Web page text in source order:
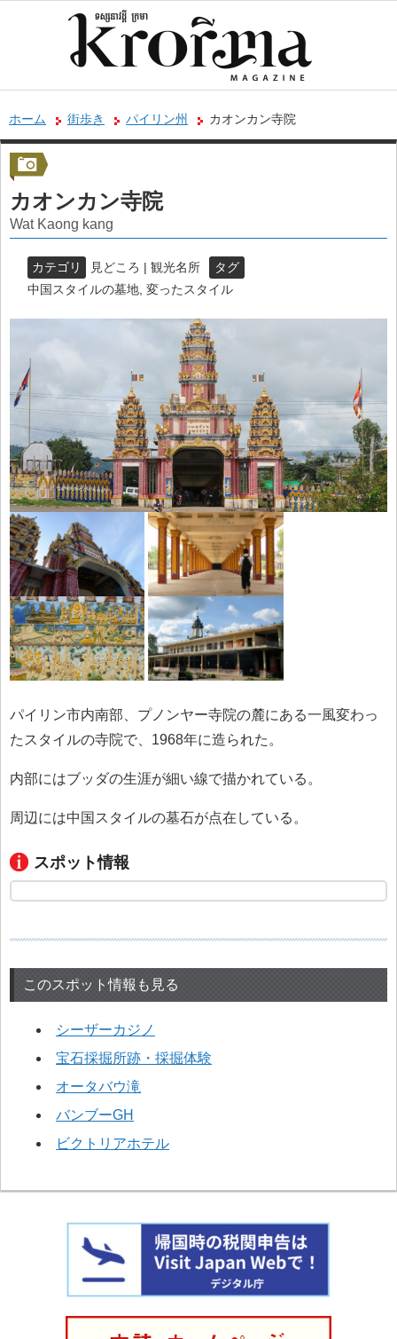
ホーム 街歩き パイリン州 カオンカン寺院
カオンカン寺院
Wat Kaong kang
カテゴリ 見どころ | 観光名所
タグ
中国スタイルの墓地 変ったスタイル
パイリン市内南部、プノンヤー寺院の麓にある一風変わっ
たスタイルの寺院で、1968年に造られた。
内部にはブッダの生涯が細い線で描かれている。
周辺には中国スタイルの墓石が点在している。
スポット情報
このスポット情報も見る
シーザーカジノ
宝石採掘所跡・採掘体験
オータバウ滝
バンブーGH
ビクトリアホテル